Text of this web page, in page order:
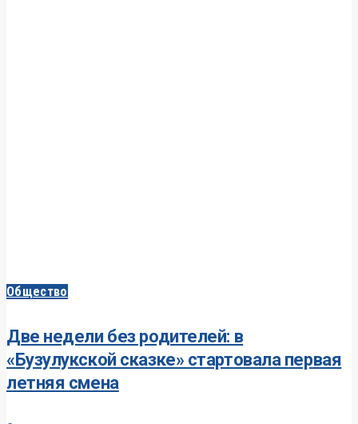
Общество
Две недели без родителей: в
«Бузулукской сказке» стартовала первая
летняя смена